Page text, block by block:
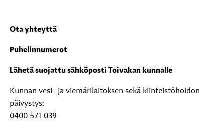
Ota yhteyttä
Puhelinnumerot
Lähetä suojattu sähköposti Toivakan kunnalle
Kunnan vesi- ja viemärilaitoksen sekä kiinteistöhoidon
päivystys:
0400 571 039